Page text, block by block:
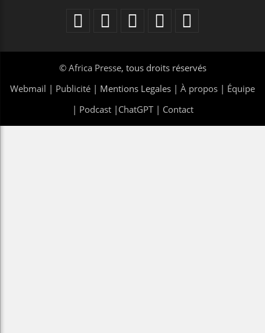
© Africa Presse, tous droits réservés
Webmail | Publicité | Mentions Legales | À propos | Équipe
| Podcast| ChatGPT| Contact